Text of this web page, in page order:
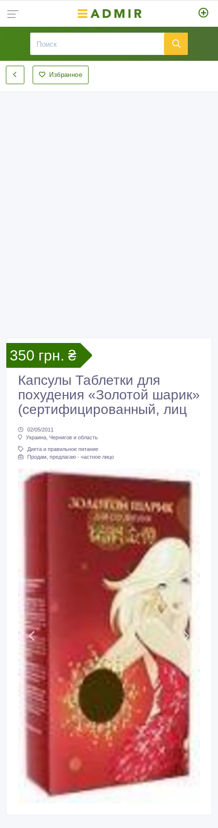
Избранное
350 грн. ₴
Капсулы Таблетки для
похудения «Золотой шарик»
(сертифицированный, лиц
02/05/2011
Украина, Чернигов и область
Диета и правильное питание
Продам, предлагаю - частное лицо